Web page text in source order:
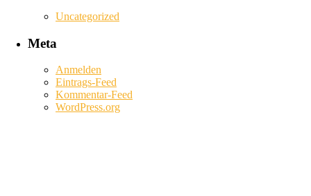
Uncategorized
Meta
Anmelden
Eintrags-Feed
Kommentar-Feed
WordPress.org